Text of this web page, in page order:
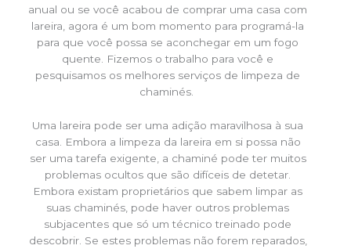
anual ou se você acabou de comprar uma casa com
lareira, agora é um bom momento para programá-la
para que você possa se aconchegar em um fogo
quente. Fizemos o trabalho para você e
pesquisamos os melhores serviços de limpeza de
chaminés.
Uma lareira pode ser uma adição maravilhosa à sua
casa. Embora a limpeza da lareira em si possa não
ser uma tarefa exigente, a chaminé pode ter muitos
problemas ocultos que são difíceis de detetar.
Embora existam proprietários que sabem limpar as
suas chaminés, pode haver outros problemas
subjacentes que só um técnico treinado pode
descobrir. Se estes problemas não forem reparados,